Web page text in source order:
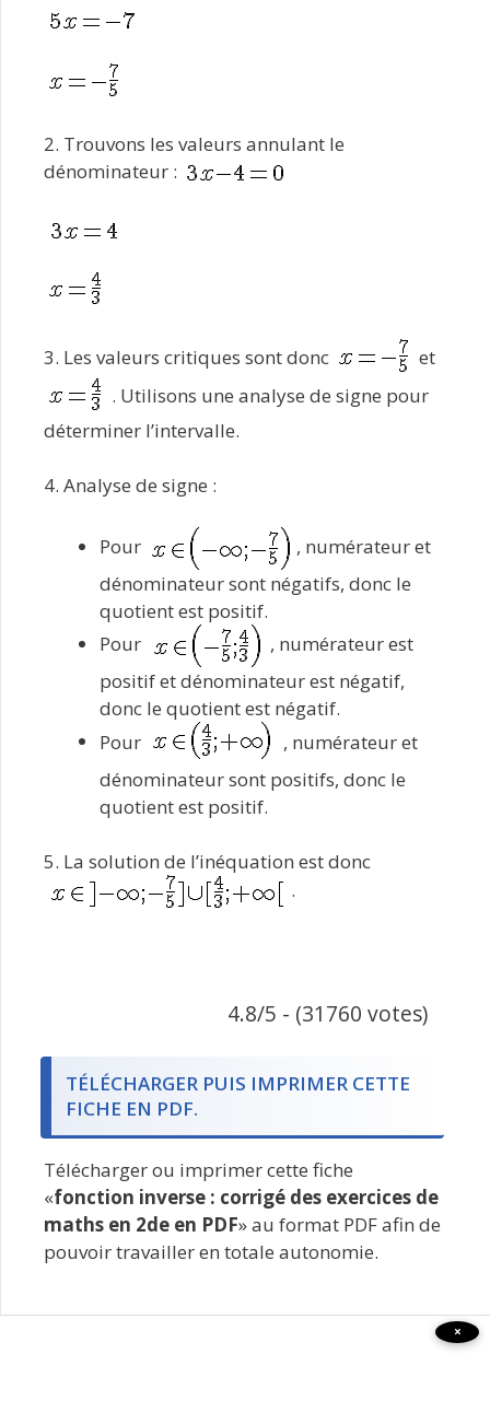
2. Trouvons les valeurs annulant le
dénominateur :
3. Les valeurs critiques sont donc
et
. Utilisons une analyse de signe pour
déterminer l’intervalle.
4. Analyse de signe :
Pour
, numérateur et
dénominateur sont négatifs, donc le
quotient est positif.
Pour
, numérateur est
positif et dénominateur est négatif,
donc le quotient est négatif.
Pour
, numérateur et
dénominateur sont positifs, donc le
quotient est positif.
5. La solution de l’inéquation est donc
.
4.8/5 - (31760 votes)
TÉLÉCHARGER PUIS IMPRIMER CETTE
FICHE EN PDF.
Télécharger ou imprimer cette fiche
«fonction inverse : corrigé des exercices de
maths en 2de en PDF» au format PDF afin de
pouvoir travailler en totale autonomie.
×